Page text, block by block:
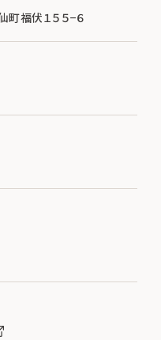
福伏１５５−６